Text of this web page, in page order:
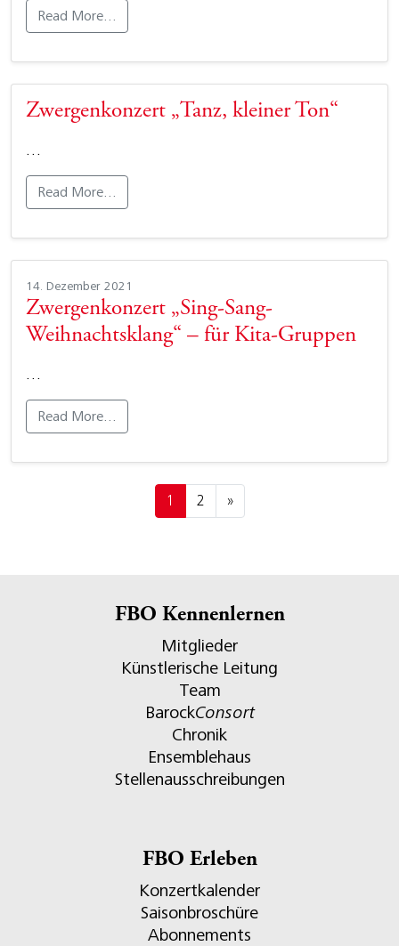
Read More…
Zwergenkonzert „Tanz, kleiner Ton“
…
Read More…
14. Dezember 2021
Zwergenkonzert „Sing-Sang-
Weihnachtsklang“ – für Kita-Gruppen
…
Read More…
Posts navigation
1 2 »
FBO Kennenlernen
Mitglieder
Künstlerische Leitung
Team
BarockConsort
Chronik
Ensemblehaus
Stellenausschreibungen
FBO Erleben
Konzertkalender
Saisonbroschüre
Abonnements